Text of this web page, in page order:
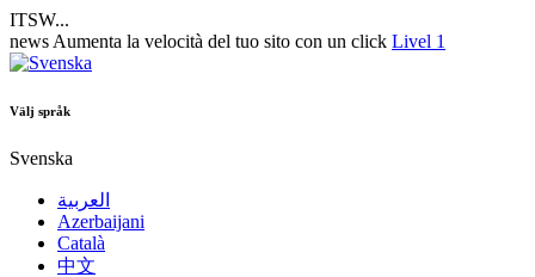
ITSW...
news Aumenta la velocità del tuo sito con un click Livel 1
Välj språk
Svenska
العربية
Azerbaijani
Català
中文